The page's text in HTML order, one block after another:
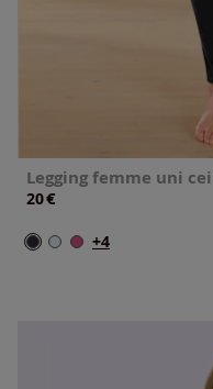
Legging femme uni
20€
+4